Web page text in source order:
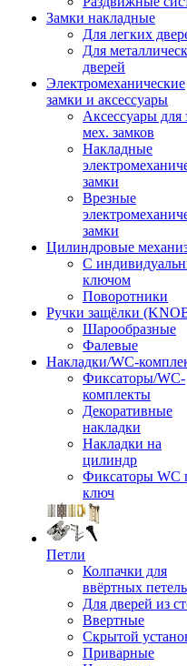
Замки накладные
Для легких
Для
дверей
Электромеханические
замки и аксессуары
Аксессуары для
мех. замков
Накладные
замки
Врезные
замки
Цилиндровые
С
ключом
Поворотники
Ручки защёлки
Шарообразные
Фалевые
Накладки/WC-
Фиксаторы/WC-
комплекты
Декоративные
накладки
Накладки на
цилиндр
Фиксаторы WC
ключ
Петли
Колпачки для
ввёртных петель
Для дверей из
Ввертные
Скрытой
Приварные